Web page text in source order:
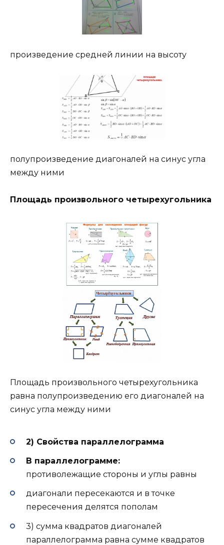
произведение средней линии на высоту
полупроизведение диагоналей на синус угла
между ними
Площадь произвольного четырехугольника
Площадь произвольного четырехугольника
равна полупроизведению его диагоналей на
синус угла между ними
2) Свойства параллелограмма
В параллелограмме:
противолежащие стороны и углы равны
диагонали пересекаются и в точке
пересечения делятся пополам
3) сумма квадратов диагоналей
параллелограмма равна сумме квадратов